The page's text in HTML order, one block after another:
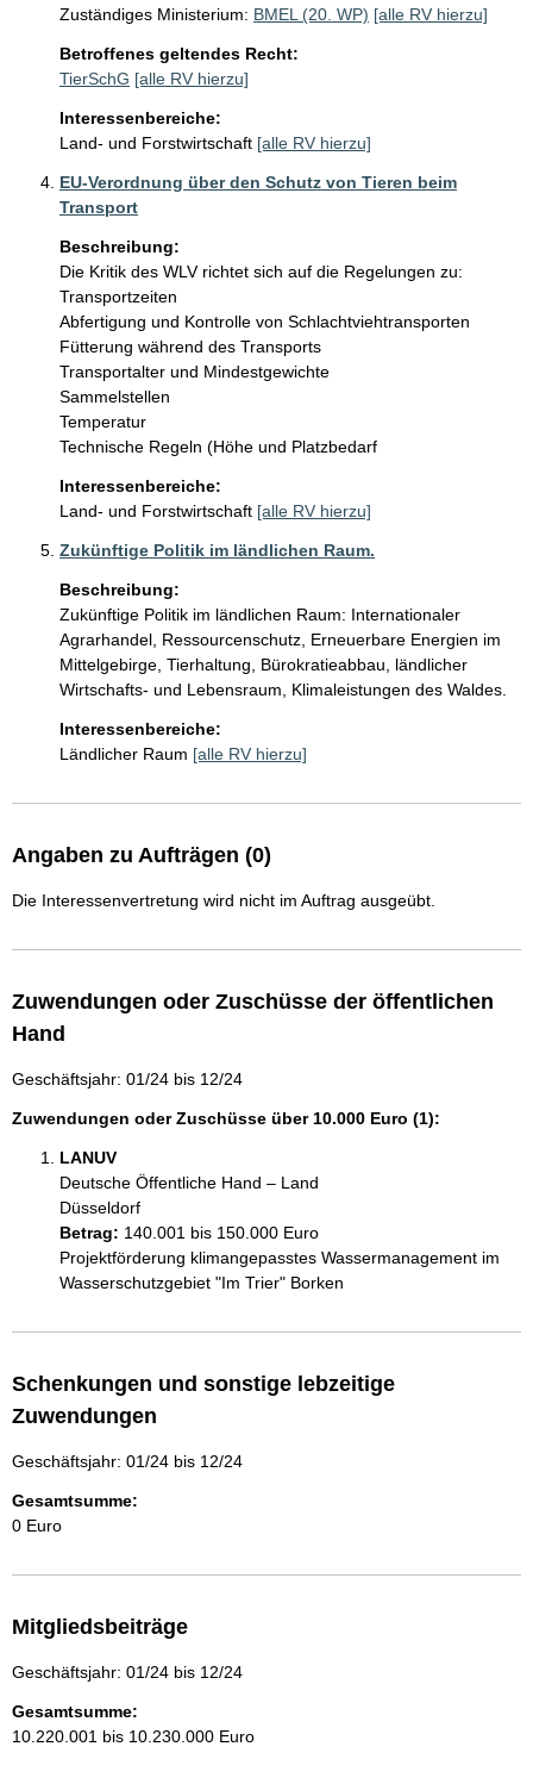
Zuständiges Ministerium: BMEL (20. WP) [alle RV hierzu]
Betroffenes geltendes Recht:
TierSchG [alle RV hierzu]
Interessenbereiche:
Land- und Forstwirtschaft [alle RV hierzu]
EU-Verordnung über den Schutz von Tieren beim
Transport
Beschreibung:
Die Kritik des WLV richtet sich auf die Regelungen zu:
Transportzeiten
Abfertigung und Kontrolle von Schlachtviehtransporten
Fütterung während des Transports
Transportalter und Mindestgewichte
Sammelstellen
Temperatur
Interessenbereiche:
Land- und Forstwirtschaft [alle RV hierzu]
Zukünftige Politik im ländlichen Raum.
Beschreibung:
Zukünftige Politik im ländlichen Raum: Internationaler
Agrarhandel, Ressourcenschutz, Erneuerbare Energien im
Mittelgebirge, Tierhaltung, Bürokratieabbau, ländlicher
Wirtschafts- und Lebensraum, Klimaleistungen des Waldes.
Interessenbereiche:
Ländlicher Raum [alle RV hierzu]
Angaben zu Aufträgen (0)
Die Interessenvertretung wird nicht im Auftrag ausgeübt.
Zuwendungen oder Zuschüsse der öffentlichen
Hand
Geschäftsjahr: 01/24 bis 12/24
Zuwendungen oder Zuschüsse über 10.000 Euro (1):
LANUV
Deutsche Öffentliche Hand – Land
Düsseldorf
Betrag: 140.001 bis 150.000 Euro
Projektförderung klimangepasstes Wassermanagement im
Wasserschutzgebiet "Im Trier" Borken
Schenkungen und sonstige lebzeitige
Zuwendungen
Geschäftsjahr: 01/24 bis 12/24
Gesamtsumme:
0 Euro
Mitgliedsbeiträge
Geschäftsjahr: 01/24 bis 12/24
Gesamtsumme:
10.220.001 bis 10.230.000 Euro